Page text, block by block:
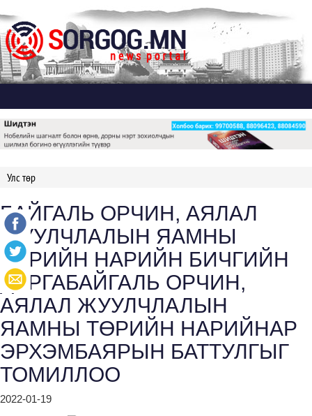
Улс төр
БАЙГАЛЬ ОРЧИН, АЯЛАЛ
ЖУУЛЧЛАЛЫН ЯАМНЫ
ТӨРИЙН НАРИЙН БИЧГИЙН
ДАРГАБАЙГАЛЬ ОРЧИН,
АЯЛАЛ ЖУУЛЧЛАЛЫН
ЯАМНЫ ТӨРИЙН НАРИЙНАР
ЭРХЭМБАЯРЫН БАТТУЛГЫГ
ТОМИЛЛОО
2022-01-19